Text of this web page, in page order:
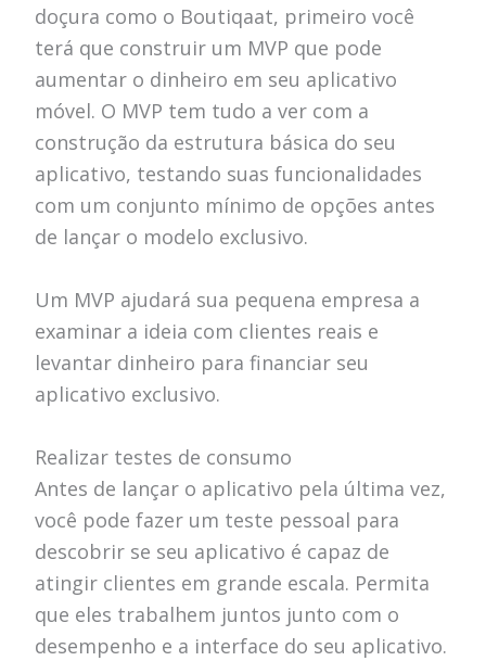
doçura como o Boutiqaat, primeiro você
terá que construir um MVP que pode
aumentar o dinheiro em seu aplicativo
móvel. O MVP tem tudo a ver com a
construção da estrutura básica do seu
aplicativo, testando suas funcionalidades
com um conjunto mínimo de opções antes
de lançar o modelo exclusivo.
Um MVP ajudará sua pequena empresa a
examinar a ideia com clientes reais e
levantar dinheiro para financiar seu
aplicativo exclusivo.
Realizar testes de consumo
Antes de lançar o aplicativo pela última vez,
você pode fazer um teste pessoal para
descobrir se seu aplicativo é capaz de
atingir clientes em grande escala. Permita
que eles trabalhem juntos junto com o
desempenho e a interface do seu aplicativo.